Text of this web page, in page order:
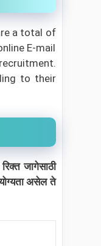
a total of
E-mail
to their
जागेसाठी
असेल ते